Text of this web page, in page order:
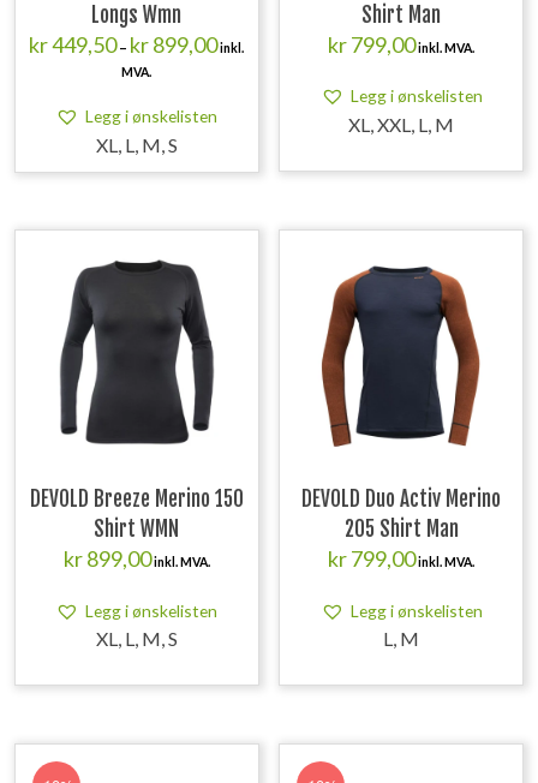
Longs Wmn
kr449,50– kr899,00Prisområde:
kr 449,50
inkl.
MVA.
Legg i ønskelisten
XL, L, M, S
Shirt Man
kr799,00inkl. MVA.
Legg i ønskelisten
XL, XXL, L, M
DEVOLD Breeze Merino 150
Shirt WMN
kr899,00inkl. MVA.
Legg i ønskelisten
XL, L, M, S
DEVOLD Duo Activ Merino
205 Shirt Man
kr799,00inkl. MVA.
Legg i ønskelisten
L, M